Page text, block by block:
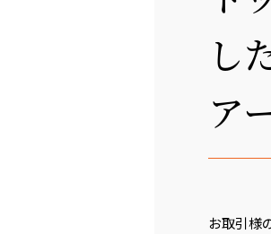
し
ア
お取引様